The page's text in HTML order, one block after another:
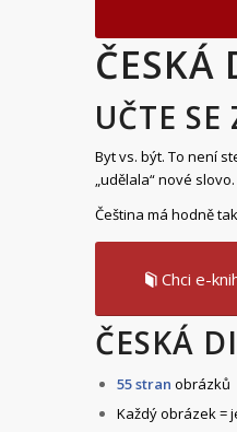
ČESKÁ
UČTE
Byt vs. být. To není
„udělala“ nové slovo.
Čeština má hodně
Chci e-
ČESKÁ
55 stran obrázků
Každý obrázek =